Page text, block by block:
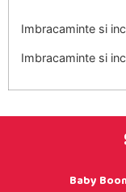
Imbracaminte si
Imbracaminte si
Baby